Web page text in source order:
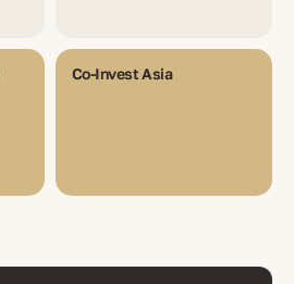
Co-Invest Asia